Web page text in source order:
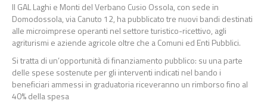
Il GAL Laghi e Monti del Verbano Cusio Ossola, con sede in
Domodossola, via Canuto 12, ha pubblicato tre nuovi bandi destinati
alle microimprese operanti nel settore turistico-ricettivo, agli
agriturismi e aziende agricole oltre che a Comuni ed Enti Pubblici.
Si tratta di un’opportunità di finanziamento pubblico: su una parte
delle spese sostenute per gli interventi indicati nel bando i
beneficiari ammessi in graduatoria riceveranno un rimborso fino al
40% della spesa